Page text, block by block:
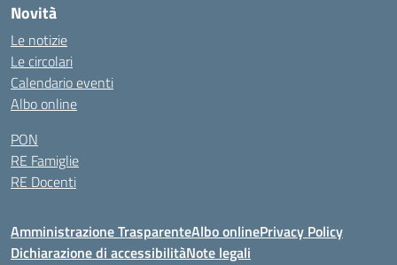
Novità
Le notizie
Le circolari
Calendario eventi
Albo online
PON
RE Famiglie
RE Docenti
Amministrazione TrasparenteAlbo onlinePrivacy Policy
Dichiarazione di accessibilitàNote legali